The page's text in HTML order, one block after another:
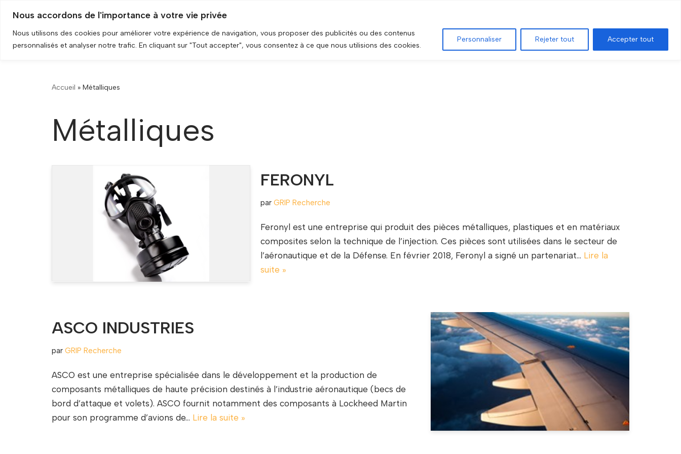
Nous accordons de l'importance à votre vie privée
Nous utilisons des cookies pour améliorer votre expérience de navigation, vous proposer des publicités ou des contenus
personnalisés et analyser notre trafic. En cliquant sur "Tout accepter", vous consentez à ce que nous utilisions des cookies.
Personnaliser Rejeter tout Accepter tout
Aller
au
Accueil » Métalliques
Métalliques
FERONYL
par GRIP Recherche
Feronyl est une entreprise qui produit des pièces métalliques, plastiques et en matériaux
composites selon la technique de l’injection. Ces pièces sont utilisées dans le secteur de
l’aéronautique et de la Défense. En février 2018, Feronyl a signé un partenariat… Lire la
suite »
ASCO INDUSTRIES
par GRIP Recherche
ASCO est une entreprise spécialisée dans le développement et la production de
composants métalliques de haute précision destinés à l’industrie aéronautique (becs de
bord d’attaque et volets). ASCO fournit notamment des composants à Lockheed Martin
pour son programme d’avions de… Lire la suite »